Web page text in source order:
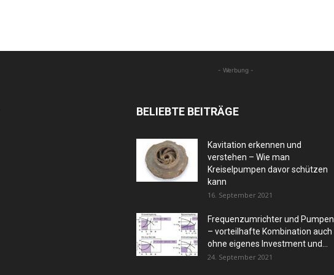
- Werbung -
BELIEBTE BEITRÄGE
Kavitation erkennen und
verstehen – Wie man
Kreiselpumpen davor schützen
kann
16. September 2021
Frequenzumrichter und Pumpen
– vorteilhafte Kombination auch
ohne eigenes Investment und...
24. September 2021